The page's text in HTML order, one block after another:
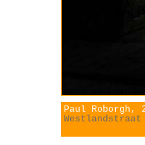
Paul Roborgh,
Westlandstraat